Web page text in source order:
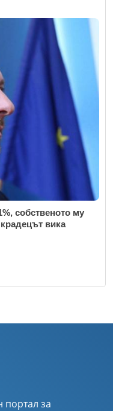
собственото му
вика
портал за